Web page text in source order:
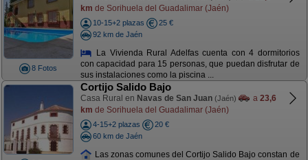
8 Fotos
km de Sorihuela del Guadalimar (Jaén)
10-15+2 plazas
25 €
92 km de Jaén
La Vivienda Rural Adelfas cuenta con 4 dormitorios
con capacidad para 15 personas, que puedan disfrutar de
sus instalaciones como la piscina ...
Cortijo Salido Bajo
Casa Rural en Navas de San Juan (Jaén) a 23,6
km de Sorihuela del Guadalimar (Jaén)
4-15+2 plazas
20 €
60 km de Jaén
Las zonas comunes del Cortijo Salido Bajo constan de